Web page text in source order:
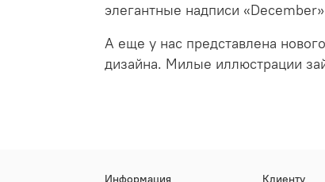
элегантные надписи
А еще у нас представлена
дизайна. Милые иллюстрации
Информация Клиенту